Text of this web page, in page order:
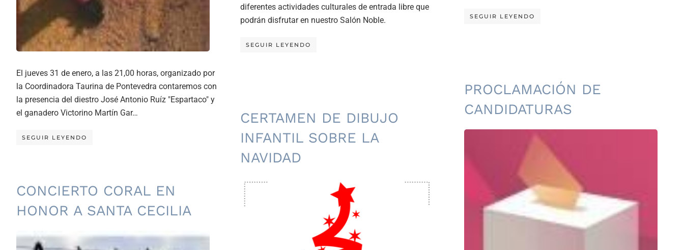
El jueves 31 de enero, a las 21,00 horas, organizado por
la Coordinadora Taurina de Pontevedra contaremos con
la presencia del diestro José Antonio Ruíz "Espartaco" y
el ganadero Victorino Martín Gar…
SEGUIR LEYENDO
diferentes actividades culturales de entrada libre que
podrán disfrutar en nuestro Salón Noble.
SEGUIR LEYENDO
SEGUIR LEYENDO
CONCIERTO CORAL EN
HONOR A SANTA CECILIA
CERTAMEN DE DIBUJO
INFANTIL SOBRE LA
NAVIDAD
PROCLAMACIÓN DE
CANDIDATURAS